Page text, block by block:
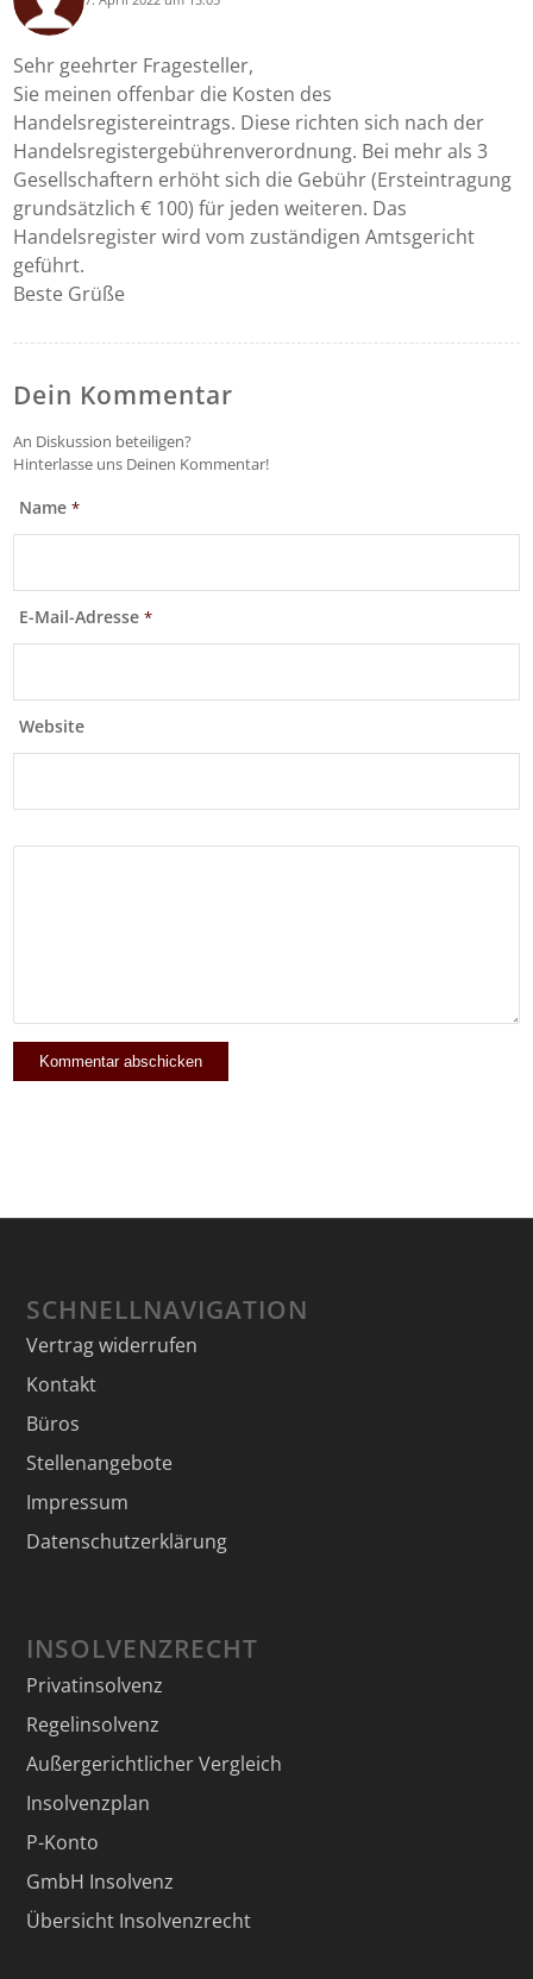
says:
Sehr geehrter Fragesteller,
Sie meinen offenbar die Kosten des
Handelsregistereintrags. Diese richten sich nach der
Handelsregistergebührenverordnung. Bei mehr als 3
Gesellschaftern erhöht sich die Gebühr (Ersteintragung
grundsätzlich € 100) für jeden weiteren. Das
Handelsregister wird vom zuständigen Amtsgericht
geführt.
Beste Grüße
Dein Kommentar
An Diskussion beteiligen?
Hinterlasse uns Deinen Kommentar!
Name*
E-Mail-Adresse*
Website
SCHNELLNAVIGATION
Vertrag widerrufen
Kontakt
Büros
Stellenangebote
Impressum
Datenschutzerklärung
INSOLVENZRECHT
Privatinsolvenz
Regelinsolvenz
Außergerichtlicher Vergleich
Insolvenzplan
P-Konto
GmbH Insolvenz
Übersicht Insolvenzrecht